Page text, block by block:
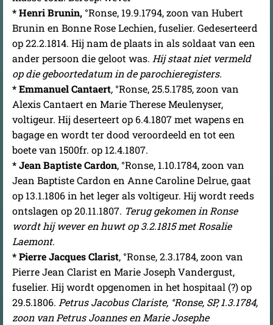
* Henri Brunin, °Ronse, 19.9.1794, zoon van Hubert
Brunin en Bonne Rose Lechien, fuselier. Gedeserteerd
op 22.2.1814. Hij nam de plaats in als soldaat van een
ander persoon die geloot was. Hij staat niet vermeld
op die geboortedatum in de parochieregisters.
* Emmanuel Cantaert, °Ronse, 25.5.1785, zoon van
Alexis Cantaert en Marie Therese Meulenyser,
voltigeur. Hij deserteert op 6.4.1807 met wapens en
bagage en wordt ter dood veroordeeld en tot een
boete van 1500fr. op 12.4.1807.
* Jean Baptiste Cardon, °Ronse, 1.10.1784, zoon van
Jean Baptiste Cardon en Anne Caroline Delrue, gaat
op 13.1.1806 in het leger als voltigeur. Hij wordt reeds
ontslagen op 20.11.1807. Terug gekomen in Ronse
wordt hij wever en huwt op 3.2.1815 met Rosalie
Laemont.
* Pierre Jacques Clarist, °Ronse, 2.3.1784, zoon van
Pierre Jean Clarist en Marie Joseph Vandergust,
fuselier. Hij wordt opgenomen in het hospitaal (?) op
29.5.1806. Petrus Jacobus Clariste, °Ronse, SP, 1.3.1784,
zoon van Petrus Joannes en Marie Josephe